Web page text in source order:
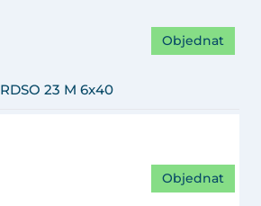
RDSO 23 M 6x40
Objednat
Objednat